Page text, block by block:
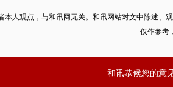
本人观点，与和讯网无关。和讯网站对文中陈述
仅作参考
和讯恭候您的意